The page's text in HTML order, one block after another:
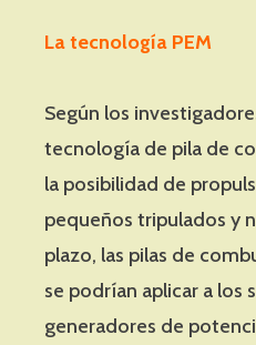
La tecnología PEM
Según los
tecnología de pila de
la posibilidad de
pequeños tripulados y
plazo, las pilas de
se podrían aplicar a los
generadores de